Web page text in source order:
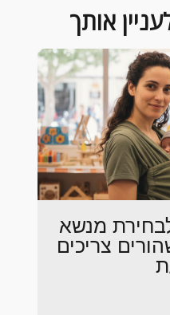
אותך
מנשא
צריכים